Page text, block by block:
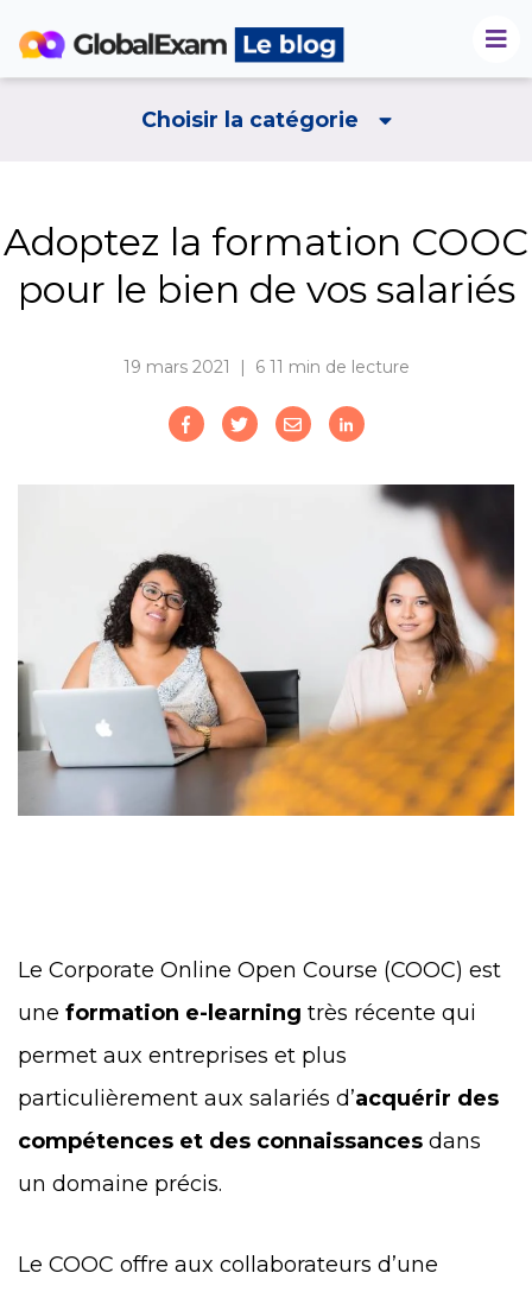
Choisir la catégorie
Adoptez la formation COOC
pour le bien de vos salariés
19 mars 2021 | 6 11 min de lecture
Le Corporate Online Open Course (COOC) est
une formation e-learning très récente qui
permet aux entreprises et plus
particulièrement aux salariés d’acquérir des
compétences et des connaissances dans
un domaine précis.
Le COOC offre aux collaborateurs d’une